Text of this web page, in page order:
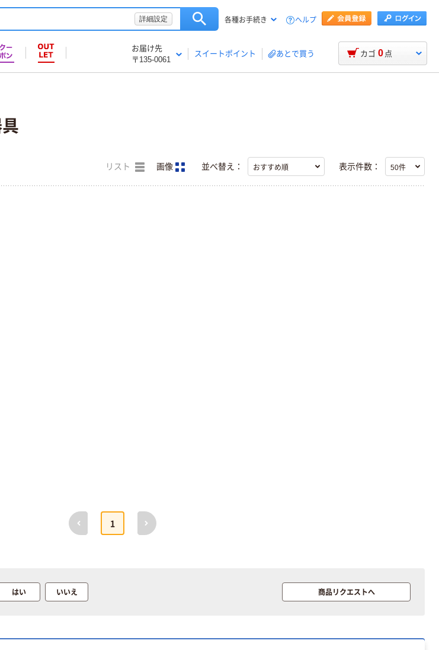
詳細設定 各種お手続き ヘルプ
お届け先
〒135-0061
スイートポイント あとで買う カゴ 0 点
リスト 画像 並べ替え： 表示件数：
前へ
1
次へ
はい いいえ 商品リクエストへ
オリジナル
アスクル 「現場
オリジナル
ぞ。」 緑茶
字）
富士フイルム チ
￥1,580~